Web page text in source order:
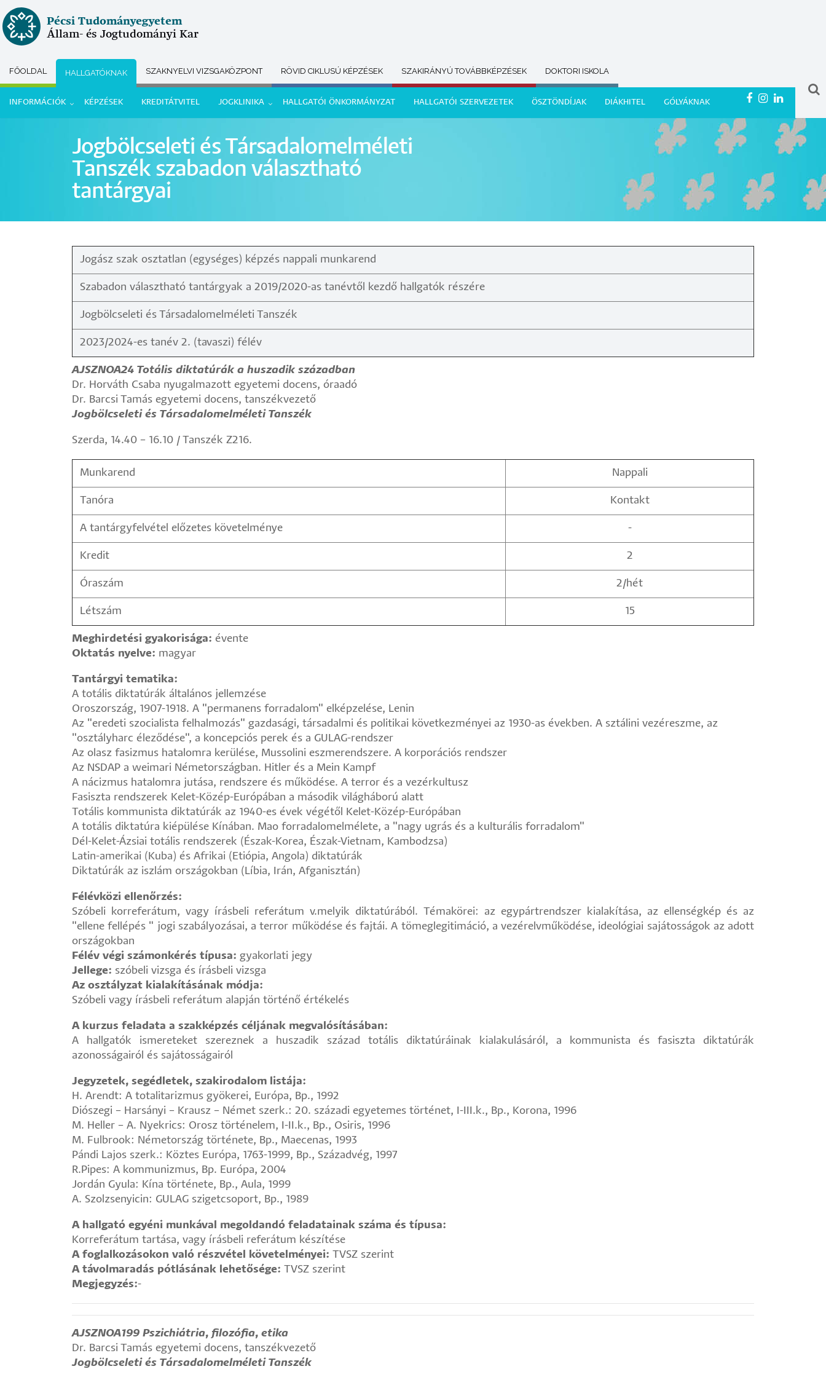
Ugrás
a
tartalomra
Pécsi Tudományegyetem
Állam- és Jogtudományi Kar
Submenu
selector
FŐOLDAL HALLGATÓKNAK SZAKNYELVI VIZSGAKÖZPONT RÖVID CIKLUSÚ KÉPZÉSEK SZAKIRÁNYÚ TOVÁBBKÉPZÉSEK DOKTORI ISKOLA
Hallgatói
INFORMÁCIÓK KÉPZÉSEK KREDITÁTVITEL JOGKLINIKA HALLGATÓI ÖNKORMÁNYZAT HALLGATÓI SZERVEZETEK ÖSZTÖNDÍJAK DIÁKHITEL GÓLYÁKNAK
Jogbölcseleti és Társadalomelméleti
Tanszék szabadon választható
tantárgyai
Jogász szak osztatlan (egységes) képzés nappali munkarend
Szabadon választható tantárgyak a 2019/2020-as tanévtől kezdő hallgatók részére
Jogbölcseleti és Társadalomelméleti Tanszék
2023/2024-es tanév 2. (tavaszi) félév
AJSZNOA24 Totális diktatúrák a huszadik században
Dr. Horváth Csaba nyugalmazott egyetemi docens, óraadó
Dr. Barcsi Tamás egyetemi docens, tanszékvezető
Jogbölcseleti és Társadalomelméleti Tanszék
Szerda, 14.40 – 16.10 / Tanszék Z216.
Munkarend Nappali
Tanóra Kontakt
A tantárgyfelvétel előzetes követelménye -
Kredit 2
Óraszám 2/hét
Létszám 15
Meghirdetési gyakorisága: évente
Oktatás nyelve: magyar
Tantárgyi tematika:
A totális diktatúrák általános jellemzése
Oroszország, 1907-1918. A "permanens forradalom" elképzelése, Lenin
Az "eredeti szocialista felhalmozás" gazdasági, társadalmi és politikai következményei az 1930-as években. A sztálini vezéreszme, az
"osztályharc éleződése", a koncepciós perek és a GULAG-rendszer
Az olasz fasizmus hatalomra kerülése, Mussolini eszmerendszere. A korporációs rendszer
Az NSDAP a weimari Németországban. Hitler és a Mein Kampf
A nácizmus hatalomra jutása, rendszere és működése. A terror és a vezérkultusz
Fasiszta rendszerek Kelet-Közép-Európában a második világháború alatt
Totális kommunista diktatúrák az 1940-es évek végétől Kelet-Közép-Európában
A totális diktatúra kiépülése Kínában. Mao forradalomelmélete, a "nagy ugrás és a kulturális forradalom"
Dél-Kelet-Ázsiai totális rendszerek (Észak-Korea, Észak-Vietnam, Kambodzsa)
Latin-amerikai (Kuba) és Afrikai (Etiópia, Angola) diktatúrák
Diktatúrák az iszlám országokban (Líbia, Irán, Afganisztán)
Félévközi ellenőrzés:
Szóbeli korreferátum, vagy írásbeli referátum v.melyik diktatúrából. Témakörei: az egypártrendszer kialakítása, az ellenségkép és az
"ellene fellépés " jogi szabályozásai, a terror működése és fajtái. A tömeglegitimáció, a vezérelvműködése, ideológiai sajátosságok az adott
országokban
Félév végi számonkérés típusa: gyakorlati jegy
Jellege: szóbeli vizsga és írásbeli vizsga
Az osztályzat kialakításának módja:
Szóbeli vagy írásbeli referátum alapján történő értékelés
A kurzus feladata a szakképzés céljának megvalósításában:
A hallgatók ismereteket szereznek a huszadik század totális diktatúráinak kialakulásáról, a kommunista és fasiszta diktatúrák
azonosságairól és sajátosságairól
Jegyzetek, segédletek, szakirodalom listája:
H. Arendt: A totalitarizmus gyökerei, Európa, Bp., 1992
Diószegi – Harsányi – Krausz – Német szerk.: 20. századi egyetemes történet, I-III.k., Bp., Korona, 1996
M. Heller – A. Nyekrics: Orosz történelem, I-II.k., Bp., Osiris, 1996
M. Fulbrook: Németország története, Bp., Maecenas, 1993
Pándi Lajos szerk.: Köztes Európa, 1763-1999, Bp., Századvég, 1997
R.Pipes: A kommunizmus, Bp. Európa, 2004
Jordán Gyula: Kína története, Bp., Aula, 1999
A. Szolzsenyicin: GULAG szigetcsoport, Bp., 1989
A hallgató egyéni munkával megoldandó feladatainak száma és típusa:
Korreferátum tartása, vagy írásbeli referátum készítése
A foglalkozásokon való részvétel követelményei: TVSZ szerint
A távolmaradás pótlásának lehetősége: TVSZ szerint
Megjegyzés:-
AJSZNOA199 Pszichiátria, filozófia, etika
Dr. Barcsi Tamás egyetemi docens, tanszékvezető
Jogbölcseleti és Társadalomelméleti Tanszék